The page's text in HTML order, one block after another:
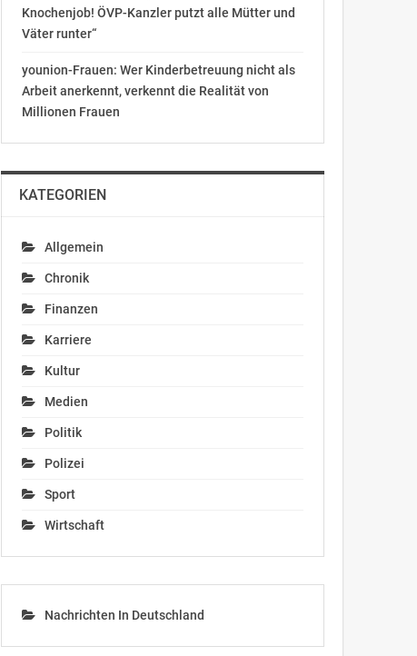
Knochenjob! ÖVP-Kanzler putzt alle Mütter und
Väter runter“
younion-Frauen: Wer Kinderbetreuung nicht als
Arbeit anerkennt, verkennt die Realität von
Millionen Frauen
KATEGORIEN
Allgemein
Chronik
Finanzen
Karriere
Kultur
Medien
Politik
Polizei
Sport
Wirtschaft
Nachrichten In Deutschland